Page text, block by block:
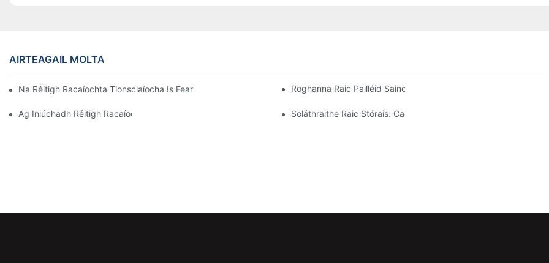
AIRTEAGAIL MOLTA
Na Réitigh Racaíochta Tionsclaíocha Is Fearr Le Haghaidh Bainistíocht Éifeachtach StóraisRoghanna Raic Pailléid Saincheaptha: Do Riachtanais Stórála A
Ag Iniúchadh Réitigh Racaíochta Stórála Éifeachtacha Do Gach TionscalSoláthraithe Raic Stórais: Cad Atá Le Lorg